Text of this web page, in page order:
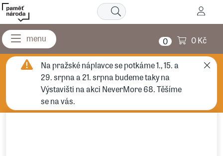
0 0 Kč
Na pražské náplavce se potkáme 1., 15. a
29. srpna a 21. srpna budeme taky na
Výstavišti na akci NeverMore 68. Těšíme
se na vás.